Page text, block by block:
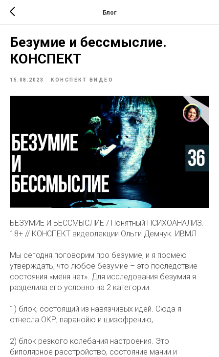
Блог
Безумие и бессмыслие.
КОНСПЕКТ
15.08.2023 КОНСПЕКТ ВИДЕО
БЕЗУМИЕ И БЕССМЫСЛИЕ / Понятный ПСИХОАНАЛИЗ.
18+ // КОНСПЕКТ видеолекции Ольги Демчук. ИВМЛ
Мы сегодня поговорим про безумие, и я посмею
утверждать, что любое безумие – это последствие
состояния «меня нет». Для исследования безумия я
разделила его условно на 2 категории:
1) блок, состоящий из навязчивых идей. Сюда я
отнесла ОКР, паранойю и шизофрению,
2) блок резкого колебания настроения. Это
биполярное расстройство, состояние мании и